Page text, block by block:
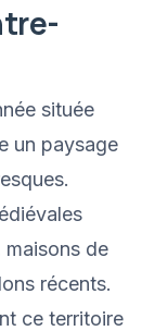
située
un paysage
maisons de
récents.
ce territoire